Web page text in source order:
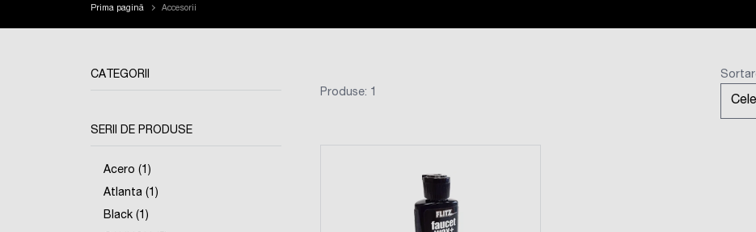
Prima pagină Accesorii
CATEGORII
SERII DE PRODUSE
Acero (1)
Atlanta (1)
Black (1)
Produse: 1